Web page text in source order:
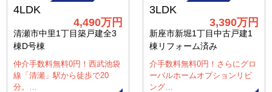
4LDK
4,490万円
清瀬市中里1丁目築戸建全3
棟D号棟
仲介手数料無料0円！西武池袋
線「清瀬」駅から徒歩で20
分。…
3LDK
3,390万円
新座市新堀1丁目中古戸建1
棟リフォーム済み
介手数料無料0円！さらにグロ
ーバルホームオプションリビ
ング…